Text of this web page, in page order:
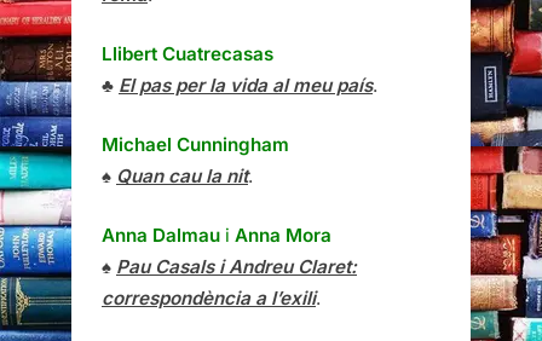
Llibert Cuatrecasas
♣ El pas per la vida al meu país.
Michael Cunningham
♠ Quan cau la nit.
Anna Dalmau i Anna Mora
♠ Pau Casals i Andreu Claret:
correspondència a l’exili.